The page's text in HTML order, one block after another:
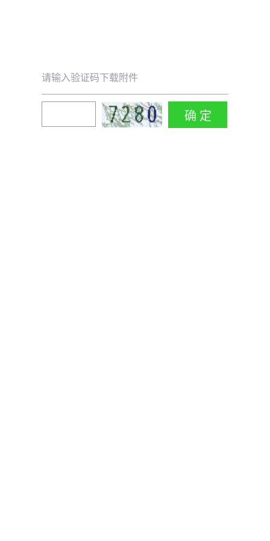
请输入验证码下载附件